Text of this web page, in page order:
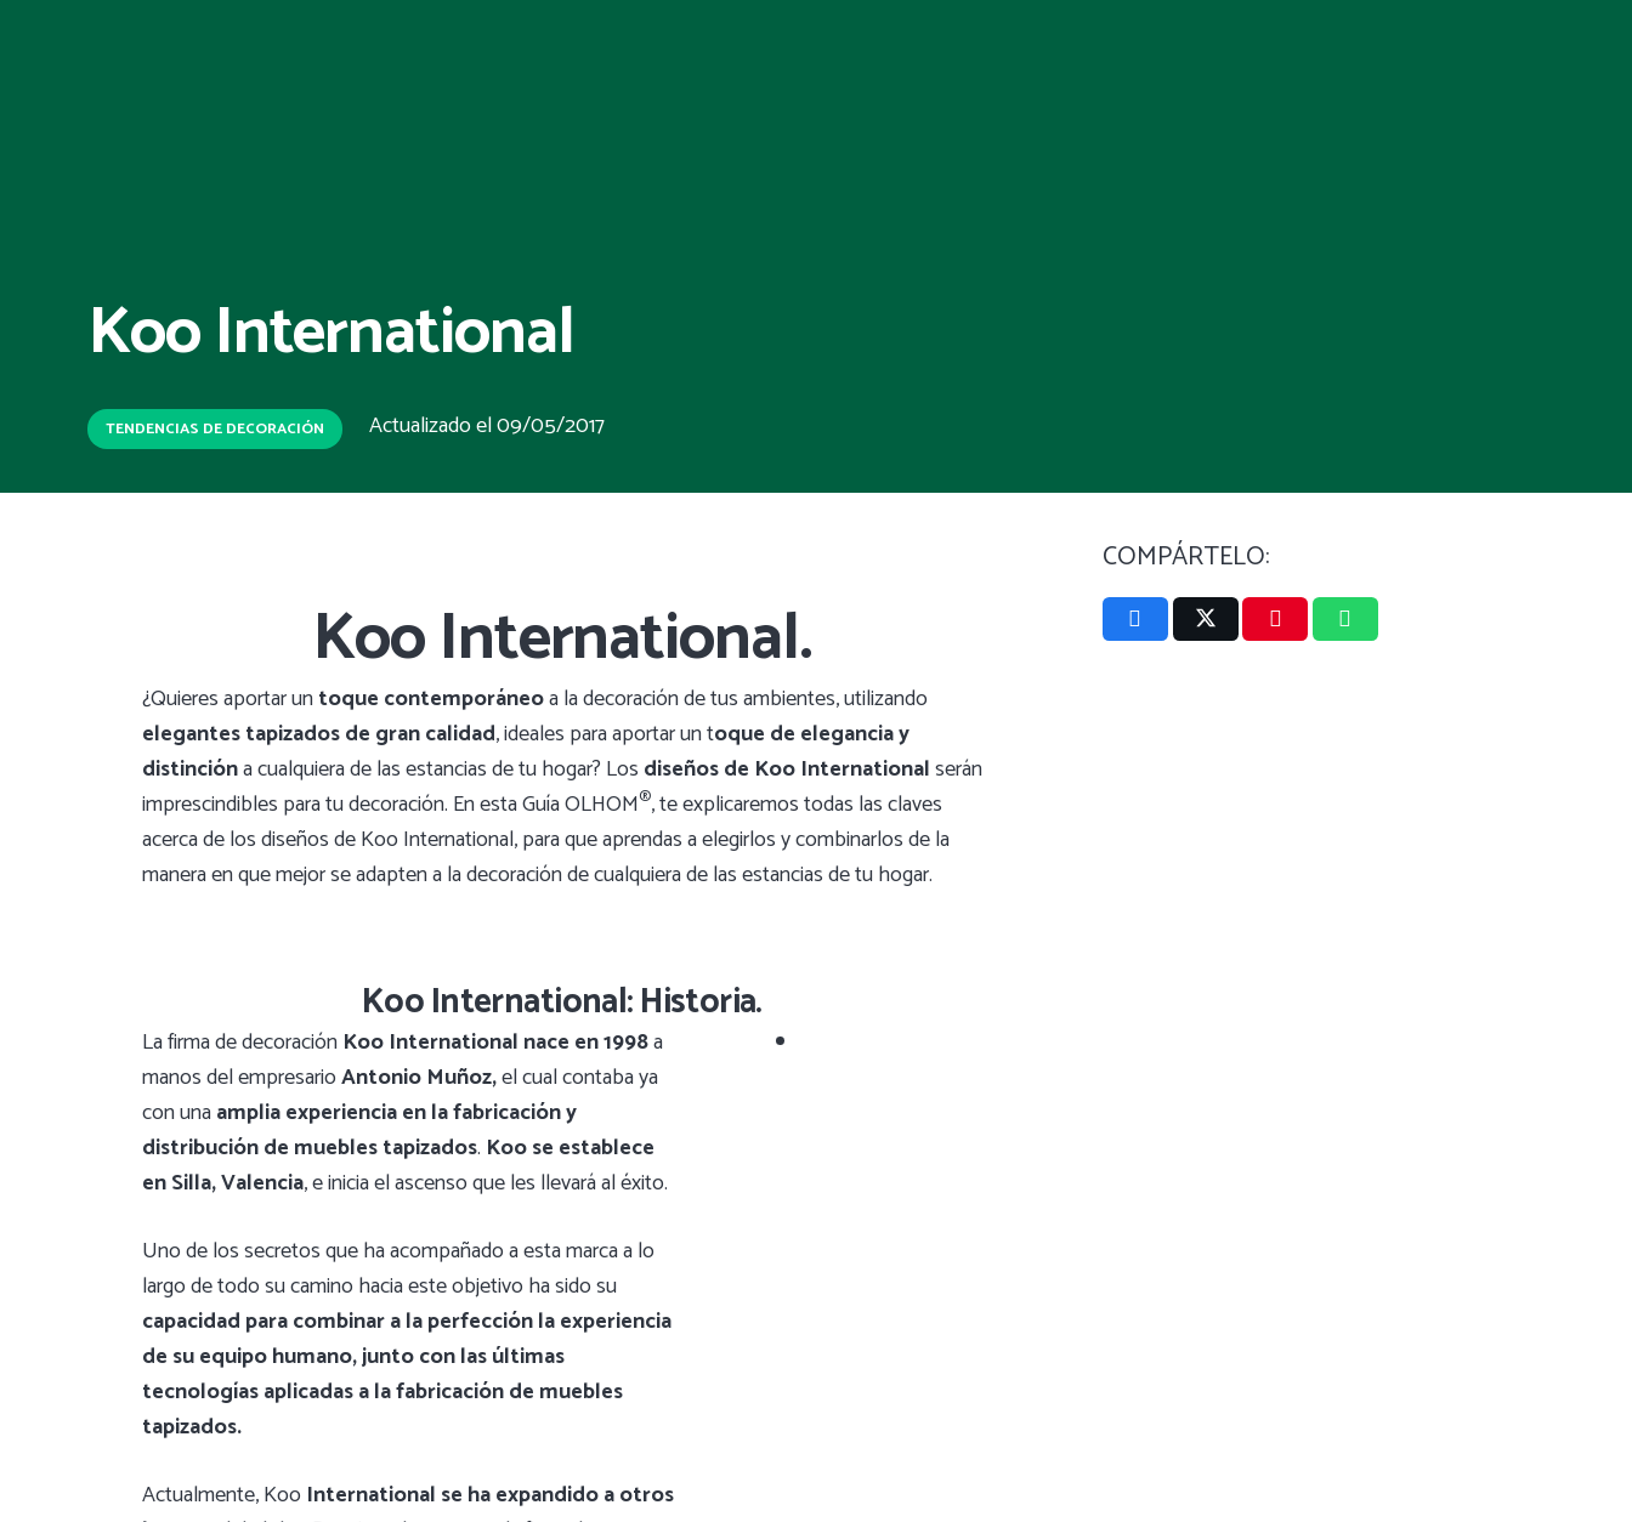
Koo International
TENDENCIAS DE DECORACIÓN Actualizado el09/05/2017
Koo International.
¿Quieres aportar untoque contemporáneoa la decoración de tus ambientes, utilizando
elegantes tapizados de gran calidad, ideales para aportar un toque de elegancia y
distincióna cualquiera de las estancias de tu hogar? Los diseños de Koo Internationalserán
imprescindibles para tu decoración. En esta Guía OLHOM®, te explicaremos todas las claves
acerca de los diseños de Koo International, para que aprendas a elegirlos y combinarlos de la
manera en que mejor se adapten a la decoración de cualquiera de las estancias de tu hogar.
Koo International: Historia.
La firma de decoración Koo International nace en 1998a
manos del empresarioAntonio Muñoz,el cual contaba ya
con unaamplia experiencia en la fabricación y
distribución de muebles tapizados. Koo se establece
en Silla, Valencia, e inicia el ascenso que les llevará al éxito.
Uno de los secretos que ha acompañado a esta marca a lo
largo de todo su camino hacia este objetivo ha sido su
capacidad para combinar a la perfección la experiencia
de su equipo humano, junto con las últimas
tecnologías aplicadas a la fabricación de muebles
tapizados.
Actualmente, Koo International se ha expandido a otros
COMPÁRTELO: